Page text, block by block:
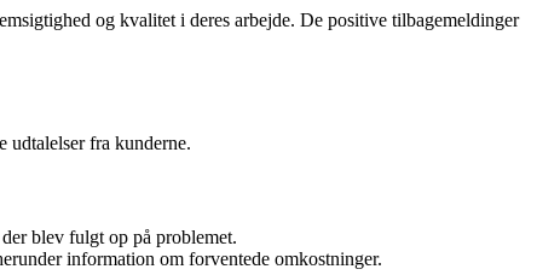
og kvalitet i deres arbejde. De positive tilbagemeldinger
udtalelser fra kunderne.
blev fulgt op på problemet.
information om forventede omkostninger.